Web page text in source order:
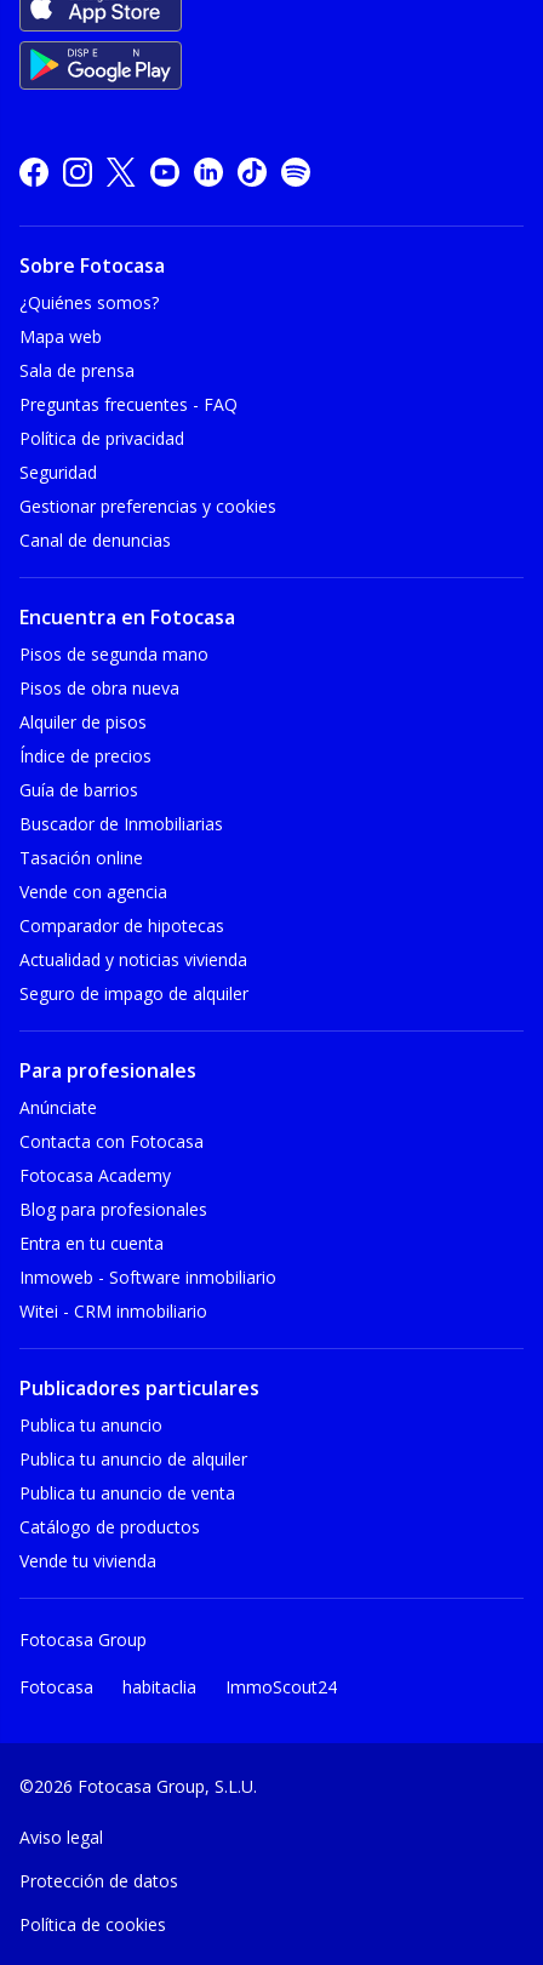
Sobre Fotocasa
¿Quiénes somos?
Mapa web
Sala de prensa
Preguntas frecuentes - FAQ
Política de privacidad
Seguridad
Gestionar preferencias y cookies
Canal de denuncias
Encuentra en Fotocasa
Pisos de segunda mano
Pisos de obra nueva
Alquiler de pisos
Índice de precios
Guía de barrios
Buscador de Inmobiliarias
Tasación online
Vende con agencia
Comparador de hipotecas
Actualidad y noticias vivienda
Seguro de impago de alquiler
Para profesionales
Anúnciate
Contacta con Fotocasa
Fotocasa Academy
Blog para profesionales
Entra en tu cuenta
Inmoweb - Software inmobiliario
Witei - CRM inmobiliario
Publicadores particulares
Publica tu anuncio
Publica tu anuncio de alquiler
Publica tu anuncio de venta
Catálogo de productos
Vende tu vivienda
Fotocasa Group
Fotocasa habitaclia ImmoScout24
©2026 Fotocasa Group, S.L.U.
Aviso legal
Protección de datos
Política de cookies